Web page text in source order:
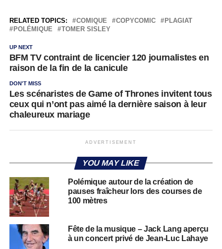
RELATED TOPICS: COMIQUE COPYCOMIC
PLAGIAT
POLÉMIQUE
TOMER SISLEY
UP NEXT
BFM TV contraint de licencier 120 journalistes en
raison de la fin de la canicule
DON'T MISS
Les scénaristes de Game of Thrones invitent tous
ceux qui n’ont pas aimé la dernière saison à leur
chaleureux mariage
ADVERTISEMENT
YOU MAY LIKE
Polémique autour de la création de
pauses fraîcheur lors des courses de
100 mètres
Fête de la musique – Jack Lang aperçu
à un concert privé de Jean-Luc Lahaye